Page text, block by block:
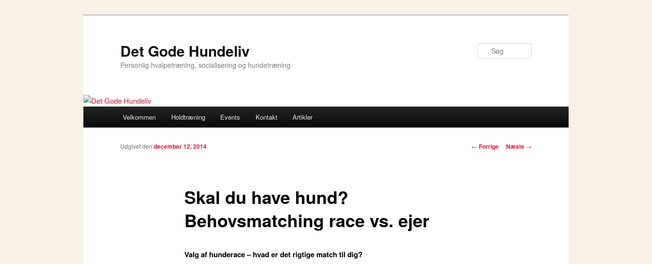
Det Gode Hundeliv
Personlig hvalpetræning, socialisering og hundetræning
Fortsæt
til
Velkommen Holdtræning Events Kontakt Artikler
Indlægsnavigation
← Forrige Næste →
Skal du have hund?
Behovsmatching race vs. ejer
Udgivet den december 12, 2014
Valg af hunderace – hvad er det rigtige match til dig?